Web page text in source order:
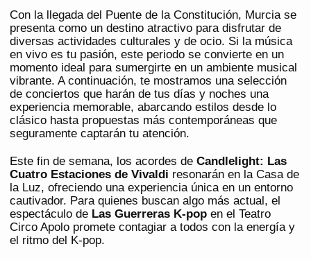
Con la llegada del Puente de la Constitución, Murcia se
presenta como un destino atractivo para disfrutar de
diversas actividades culturales y de ocio. Si la música
en vivo es tu pasión, este periodo se convierte en un
momento ideal para sumergirte en un ambiente musical
vibrante. A continuación, te mostramos una selección
de conciertos que harán de tus días y noches una
experiencia memorable, abarcando estilos desde lo
clásico hasta propuestas más contemporáneas que
seguramente captarán tu atención.
Este fin de semana, los acordes de Candlelight: Las
Cuatro Estaciones de Vivaldi resonarán en la Casa de
la Luz, ofreciendo una experiencia única en un entorno
cautivador. Para quienes buscan algo más actual, el
espectáculo de Las Guerreras K-pop en el Teatro
Circo Apolo promete contagiar a todos con la energía y
el ritmo del K-pop.